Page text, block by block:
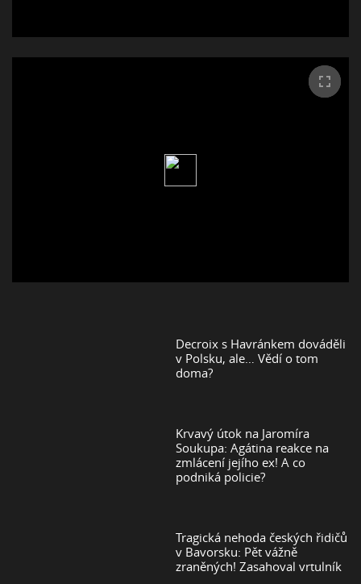
Decroix s Havránkem dováděli
v Polsku, ale… Vědí o tom
doma?
Krvavý útok na Jaromíra
Soukupa: Agátina reakce na
zmlácení jejího ex! A co
podniká policie?
Tragická nehoda českých řidičů
v Bavorsku: Pět vážně
zraněných! Zasahoval vrtulník